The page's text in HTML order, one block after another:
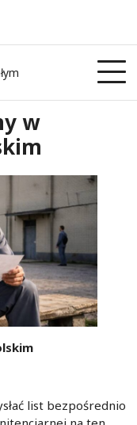
w
list bezpośrednio